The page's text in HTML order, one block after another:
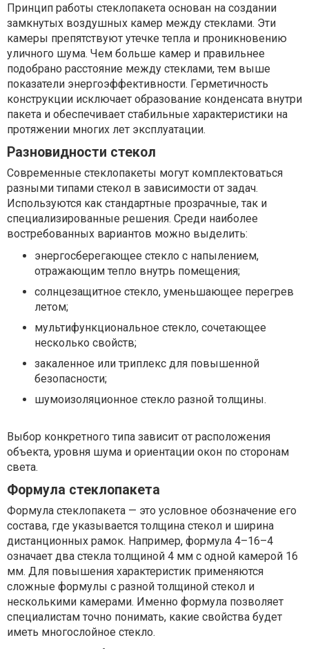
Принцип работы стеклопакета основан на создании
замкнутых воздушных камер между стеклами. Эти
камеры препятствуют утечке тепла и проникновению
уличного шума. Чем больше камер и правильнее
подобрано расстояние между стеклами, тем выше
показатели энергоэффективности. Герметичность
конструкции исключает образование конденсата внутри
пакета и обеспечивает стабильные характеристики на
протяжении многих лет эксплуатации.
Разновидности стекол
Современные стеклопакеты могут комплектоваться
разными типами стекол в зависимости от задач.
Используются как стандартные прозрачные, так и
специализированные решения. Среди наиболее
востребованных вариантов можно выделить:
энергосберегающее стекло с напылением,
отражающим тепло внутрь помещения;
солнцезащитное стекло, уменьшающее перегрев
летом;
мультифункциональное стекло, сочетающее
несколько свойств;
закаленное или триплекс для повышенной
безопасности;
шумоизоляционное стекло разной толщины.
Выбор конкретного типа зависит от расположения
объекта, уровня шума и ориентации окон по сторонам
света.
Формула стеклопакета
Формула стеклопакета — это условное обозначение его
состава, где указывается толщина стекол и ширина
дистанционных рамок. Например, формула 4–16–4
означает два стекла толщиной 4 мм с одной камерой 16
мм. Для повышения характеристик применяются
сложные формулы с разной толщиной стекол и
несколькими камерами. Именно формула позволяет
специалистам точно понимать, какие свойства будет
иметь многослойное стекло.